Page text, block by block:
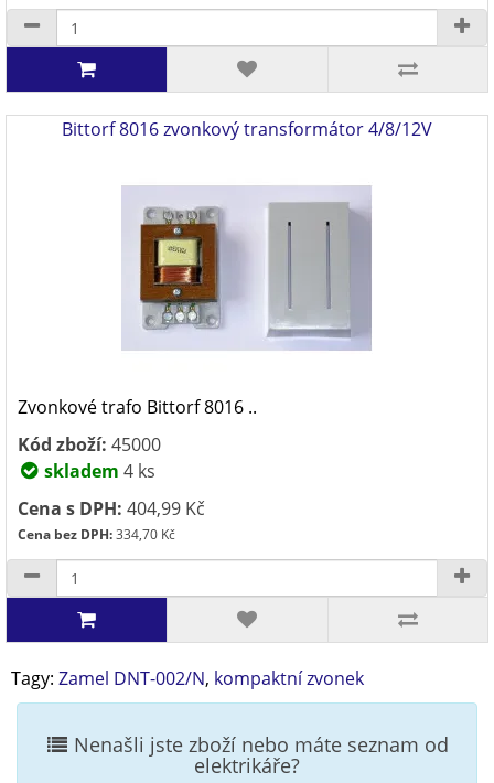
Bittorf 8016 zvonkový transformátor 4/8/12V
Zvonkové trafo Bittorf 8016 ..
Kód zboží: 45000
skladem 4 ks
Cena s DPH: 404,99 Kč
Cena bez DPH:334,70 Kč
Tagy: Zamel DNT-002/N, kompaktní zvonek
Nenašli jste zboží nebo máte seznam od
elektrikáře?